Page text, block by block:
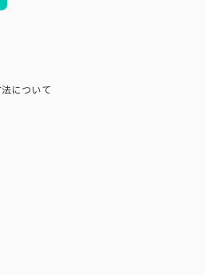
について